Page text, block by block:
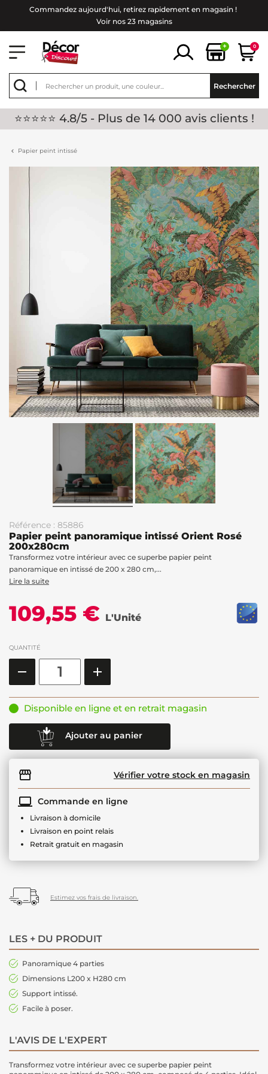
Commandez aujourd'hui, retirez rapidement en magasin !
Voir nos 23 magasins
+ 0
Rechercher
⭐⭐⭐⭐⭐ 4.8/5 - Plus de 14 000 avis clients !
Papier peint intissé
Référence : 85886
Papier peint panoramique intissé Orient Rosé
200x280cm
Transformez votre intérieur avec ce superbe papier peint
panoramique en intissé de 200 x 280 cm,...
Lire la suite
109,55 € L'Unité
QUANTITÉ
Disponible en ligne et en retrait magasin
Ajouter au panier
Vérifier votre stock en magasin
Commande en ligne
Livraison à domicile
Livraison en point relais
Retrait gratuit en magasin
Estimez vos frais de livraison.
LES + DU PRODUIT
Panoramique 4 parties
Dimensions L200 x H280 cm
Support intissé.
Facile à poser.
L'AVIS DE L'EXPERT
Transformez votre intérieur avec ce superbe papier peint